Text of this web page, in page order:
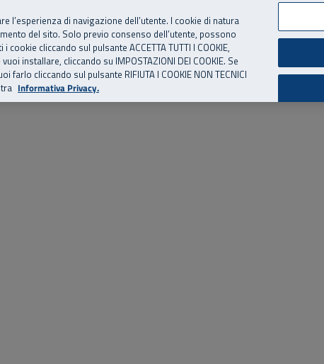
news ed eventi Risorse utili Supporto
di navigazione dell’utente. I cookie di natura
del sito. Solo previo consenso dell’utente, possono
cliccando sul pulsante ACCETTA TUTTI I COOKIE,
installare, cliccando su IMPOSTAZIONI DEI COOKIE. Se
cliccando sul pulsante RIFIUTA I COOKIE NON TECNICI
Informativa Privacy.